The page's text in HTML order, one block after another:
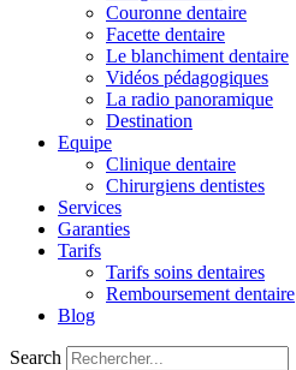
Couronne dentaire
Facette dentaire
Le blanchiment dentaire
Vidéos pédagogiques
La radio panoramique
Destination
Equipe
Clinique dentaire
Chirurgiens dentistes
Services
Garanties
Tarifs
Tarifs soins dentaires
Remboursement dentaire
Blog
Search